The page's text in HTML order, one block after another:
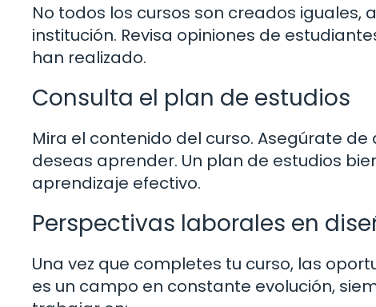
No todos los cursos son creados
institución. Revisa opiniones de
han realizado.
Consulta el plan de estudios
Mira el contenido del curso. Asegúrate
deseas aprender. Un plan de estudios
aprendizaje efectivo.
Perspectivas laborales en
Una vez que completes tu curso, las
es un campo en constante evolución,